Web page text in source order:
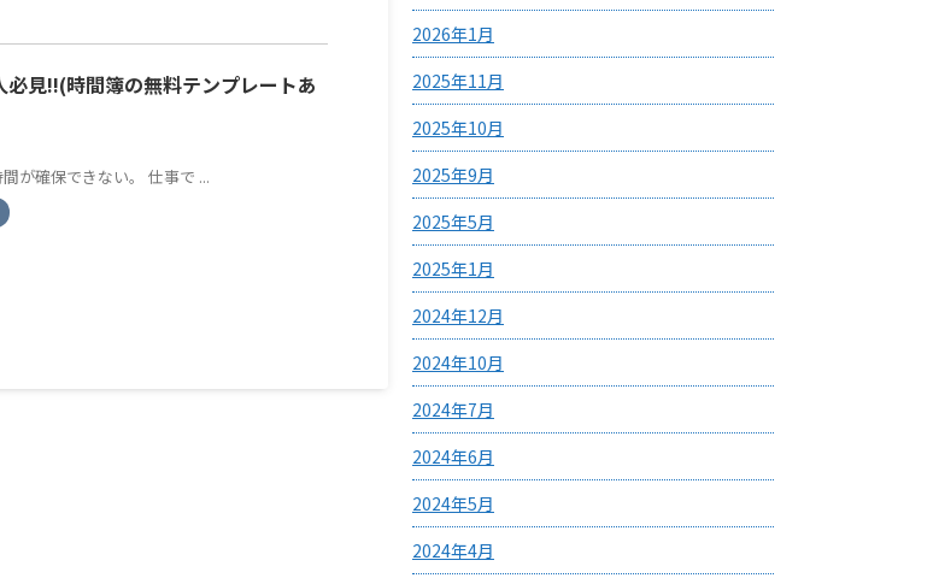
見!!(時間簿の無料テンプレートあ
が確保できない。 仕事で ...
2026年1月
2025年11月
2025年10月
2025年9月
2025年5月
2025年1月
2024年12月
2024年10月
2024年7月
2024年6月
2024年5月
2024年4月